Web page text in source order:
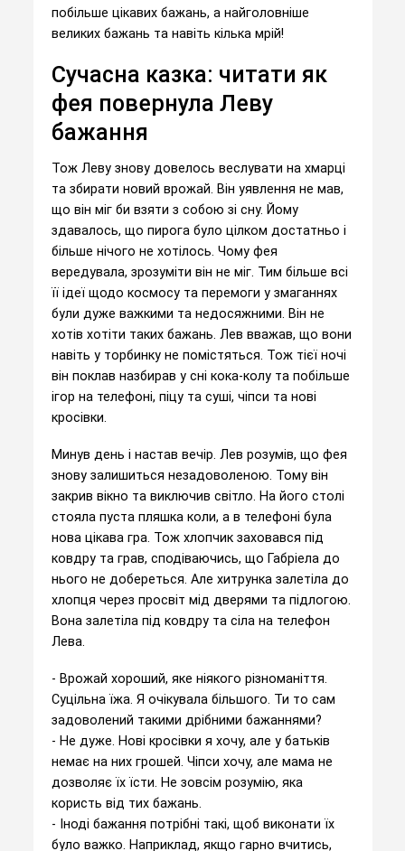
побільше цікавих бажань, а найголовніше
великих бажань та навіть кілька мрій!
Сучасна казка: читати як
фея повернула Леву
бажання
Тож Леву знову довелось веслувати на хмарці
та збирати новий врожай. Він уявлення не мав,
що він міг би взяти з собою зі сну. Йому
здавалось, що пирога було цілком достатньо і
більше нічого не хотілось. Чому фея
вередувала, зрозуміти він не міг. Тим більше всі
її ідеї щодо космосу та перемоги у змаганнях
були дуже важкими та недосяжними. Він не
хотів хотіти таких бажань. Лев вважав, що вони
навіть у торбинку не помістяться. Тож тієї ночі
він поклав назбирав у сні кока-колу та побільше
ігор на телефоні, піцу та суші, чіпси та нові
кросівки.
Минув день і настав вечір. Лев розумів, що фея
знову залишиться незадоволеною. Тому він
закрив вікно та виключив світло. На його столі
стояла пуста пляшка коли, а в телефоні була
нова цікава гра. Тож хлопчик заховався під
ковдру та грав, сподіваючись, що Габріела до
нього не добереться. Але хитрунка залетіла до
хлопця через просвіт мід дверями та підлогою.
Вона залетіла під ковдру та сіла на телефон
Лева.
- Врожай хороший, яке ніякого різноманіття.
Суцільна їжа. Я очікувала більшого. Ти то сам
задоволений такими дрібними бажаннями?
- Не дуже. Нові кросівки я хочу, але у батьків
немає на них грошей. Чіпси хочу, але мама не
дозволяє їх їсти. Не зовсім розумію, яка
користь від тих бажань.
- Іноді бажання потрібні такі, щоб виконати їх
було важко. Наприклад, якщо гарно вчитись,